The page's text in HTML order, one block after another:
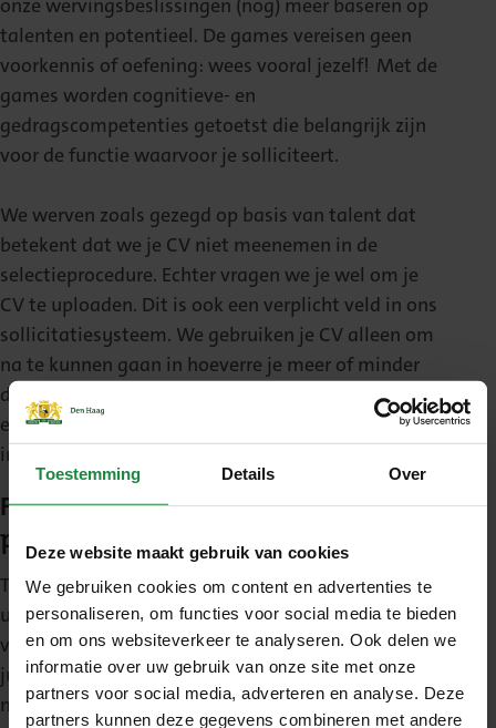
Toestemming Details Over
Deze website maakt gebruik van cookies
We gebruiken cookies om content en advertenties te
personaliseren, om functies voor social media te bieden
en om ons websiteverkeer te analyseren. Ook delen we
informatie over uw gebruik van onze site met onze
partners voor social media, adverteren en analyse. Deze
partners kunnen deze gegevens combineren met andere
onze wervingsbeslissingen (nog) meer baseren op
talenten en potentieel. De games vereisen geen
voorkennis of oefening: wees vooral jezelf! Met de
games worden cognitieve- en
gedragscompetenties getoetst die belangrijk zijn
voor de functie waarvoor je solliciteert.
We werven zoals gezegd op basis van talent dat
betekent dat we je CV niet meenemen in de
selectieprocedure. Echter vragen we je wel om je
CV te uploaden. Dit is ook een verplicht veld in ons
sollicitatiesysteem. We gebruiken je CV alleen om
na te kunnen gaan in hoeverre je meer of minder
dan drie jaar (relevante) werkervaring hebt. Dit is
excl. stages en afstudeerstages/onderzoeken en
incl. promotieonderzoek.
Fase 2. Gesprek met de
programmamanager en recruiter
Tijdens een persoonlijk gesprek onderzoeken we
uitgebreider of er een persoonlijke match is en
verkennen wij samen of de Gemeente Den Haag de
juiste plek voor jou is. Je voert daarbij een gesprek
met een Programmamanager van het